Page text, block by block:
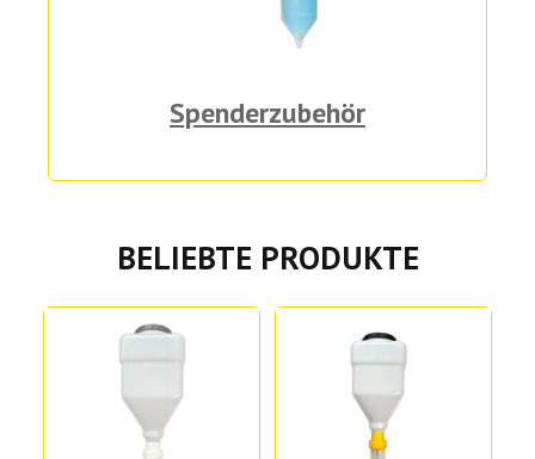
Spenderzubehör
BELIEBTE PRODUKTE